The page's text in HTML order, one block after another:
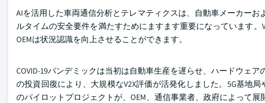
AIを活用した車両通信分析とテレマティクスは、自動車メーカー
ルタイムの安全要件を満たすためにますます重要になっています。
OEMは状況認識を向上させることができます。
COVID-19パンデミックは当初は自動車生産を遅らせ、ハードウェ
の投資回復により、大規模なV2X評価が活発化しました。5G基地
のパイロットプロジェクトが、OEM、通信事業者、政府によって展